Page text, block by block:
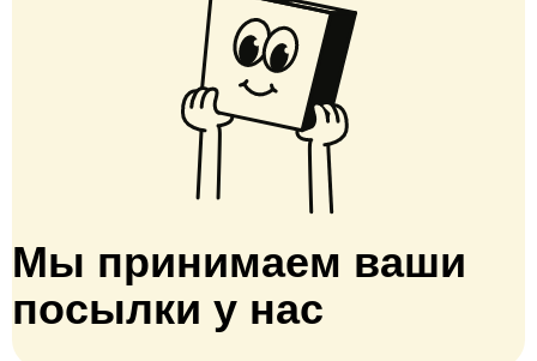
Мы принимаем ваши
посылки у нас